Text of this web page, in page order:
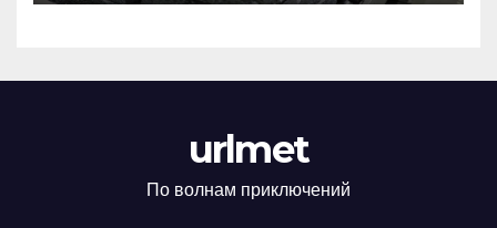
urlmet
По волнам приключений